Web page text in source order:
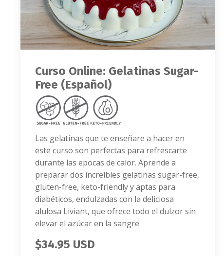
Curso Online: Gelatinas Sugar-
Free (Español)
Las gelatinas que te enseñare a hacer en
este curso son perfectas para refrescarte
durante las epocas de calor. Aprende a
preparar dos increíbles gelatinas sugar-free,
gluten-free, keto-friendly y aptas para
diabéticos, endulzadas con la deliciosa
alulosa Liviant, que ofrece todo el dulzor sin
elevar el azúcar en la sangre.
$34.95 USD